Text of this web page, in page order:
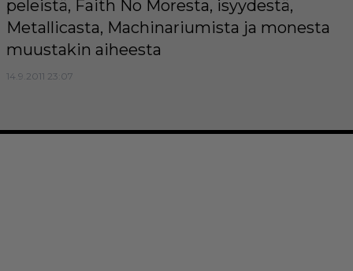
peleistä, Faith No Moresta, isyydestä,
Metallicasta, Machinariumista ja monesta
muustakin aiheesta
14.9.2011 23:07